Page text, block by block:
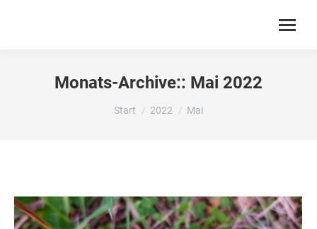
Monats-Archive:: Mai 2022
Sie befinden sich hier:
Start 2022 Mai